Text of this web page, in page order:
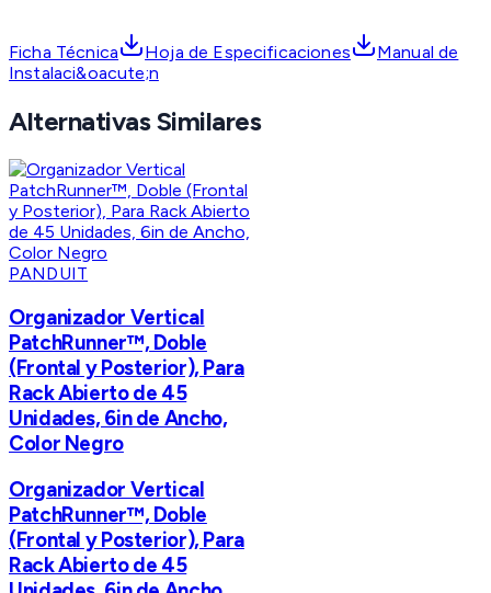
Ficha Técnica Hoja de Especificaciones
Manual de
Instalaci&oacute;n
Alternativas Similares
PANDUIT
Organizador Vertical
PatchRunner™, Doble
(Frontal y Posterior), Para
Rack Abierto de 45
Unidades, 6in de Ancho,
Color Negro
Organizador Vertical
PatchRunner™, Doble
(Frontal y Posterior), Para
Rack Abierto de 45